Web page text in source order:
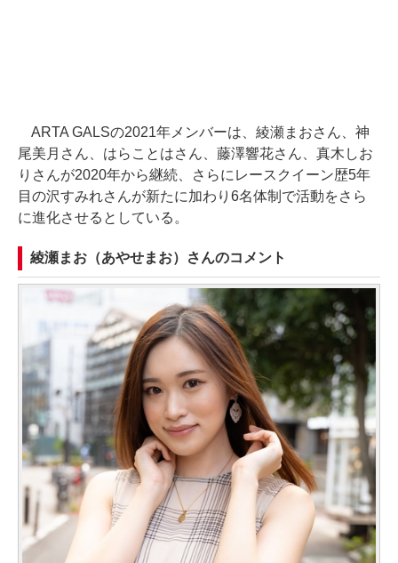
ARTA GALSの2021年メンバーは、綾瀬まおさん、神
尾美月さん、はらことはさん、藤澤響花さん、真木しお
りさんが2020年から継続、さらにレースクイーン歴5年
目の沢すみれさんが新たに加わり6名体制で活動をさら
に進化させるとしている。
綾瀬まお（あやせまお）さんのコメント